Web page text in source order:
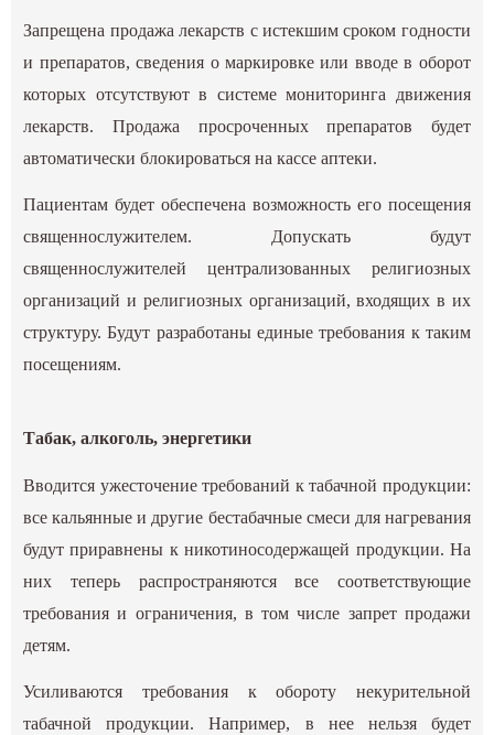
Запрещена продажа лекарств с истекшим сроком годности
и препаратов, сведения о маркировке или вводе в оборот
которых отсутствуют в системе мониторинга движения
лекарств. Продажа просроченных препаратов будет
автоматически блокироваться на кассе аптеки.
Пациентам будет обеспечена возможность его посещения
священнослужителем. Допускать будут
священнослужителей централизованных религиозных
организаций и религиозных организаций, входящих в их
структуру. Будут разработаны единые требования к таким
посещениям.
Табак, алкоголь, энергетики
Вводится ужесточение требований к табачной продукции:
все кальянные и другие бестабачные смеси для нагревания
будут приравнены к никотиносодержащей продукции. На
них теперь распространяются все соответствующие
требования и ограничения, в том числе запрет продажи
детям.
Усиливаются требования к обороту некурительной
табачной продукции. Например, в нее нельзя будет